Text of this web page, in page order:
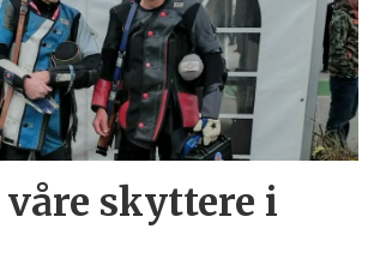
våre skyttere i